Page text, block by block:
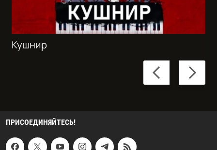
Previous
slide
Next
slide
Кушнир
ПРИСОЕДИНЯЙТЕСЬ!